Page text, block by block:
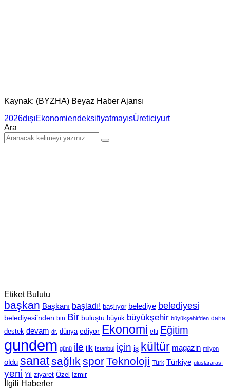
Kaynak: (BYZHA) Beyaz Haber Ajansı
2026dışıEkonomiendeksifiyatmayısÜreticiyurt
Ara
Etiket Bulutu
başkan Başkanı başladı! başlıyor belediye belediyesi
belediyesi’nden bin Bir buluştu büyük büyükşehir büyükşehir’den daha
destek devam dr. dünya ediyor Ekonomi etti Eğitim
gundem günü ile ilk Istanbul için iş kültür magazin milyon
oldu sanatsağlık sporTeknoloji Türk Türkiye uluslararası
yeni Yıl ziyaret Özel İzmir
İlgili Haberler